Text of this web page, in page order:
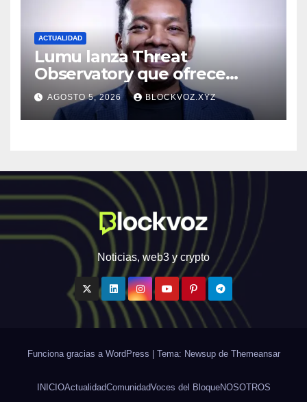
ACTUALIDAD
Lumu lanza Threat
Observatory que ofrece
inteligencia de amenazas
personalizada y en tiempo
real
AGOSTO 5, 2026 BLOCKVOZ.XYZ
Noticias, web3 y crypto
Funciona gracias a WordPress Tema: Newsup de Themeansar
INICIOActualidadComunidadVoces del BloqueNOSOTROS